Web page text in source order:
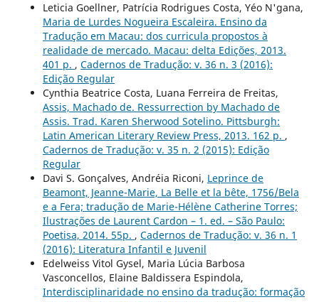
Leticia Goellner, Patrícia Rodrigues Costa, Yéo N'gana,
Maria de Lurdes Nogueira Escaleira. Ensino da
Tradução em Macau: dos curricula propostos à
realidade de mercado. Macau: delta Edições, 2013.
401 p. , Cadernos de Tradução: v. 36 n. 3 (2016):
Edição Regular
Cynthia Beatrice Costa, Luana Ferreira de Freitas,
Assis, Machado de. Ressurrection by Machado de
Assis. Trad. Karen Sherwood Sotelino. Pittsburgh:
Latin American Literary Review Press, 2013. 162 p. ,
Cadernos de Tradução: v. 35 n. 2 (2015): Edição
Regular
Davi S. Gonçalves, Andréia Riconi, Leprince de
Beamont, Jeanne-Marie, La Belle et la bête, 1756/Bela
e a Fera; tradução de Marie-Hélène Catherine Torres;
Ilustrações de Laurent Cardon – 1. ed. – São Paulo:
Poetisa, 2014. 55p. , Cadernos de Tradução: v. 36 n. 1
(2016): Literatura Infantil e Juvenil
Edelweiss Vitol Gysel, Maria Lúcia Barbosa
Vasconcellos, Elaine Baldissera Espindola,
Interdisciplinaridade no ensino da tradução: formação